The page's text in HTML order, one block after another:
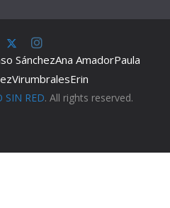
SánchezAna AmadorPaula
VirumbralesErin
SIN RED. All rights reserved.